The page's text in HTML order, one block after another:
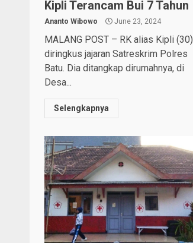
Kipli Terancam Bui 7 Tahun
Ananto Wibowo June 23, 2024
MALANG POST – RK alias Kipli (30)
diringkus jajaran Satreskrim Polres
Batu. Dia ditangkap dirumahnya, di
Desa...
Selengkapnya